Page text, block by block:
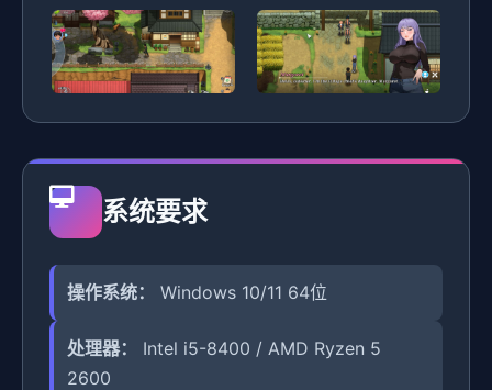
系统要求
操作系统： Windows 10/11 64位
处理器：
Intel i5-8400 / AMD Ryzen 5
2600